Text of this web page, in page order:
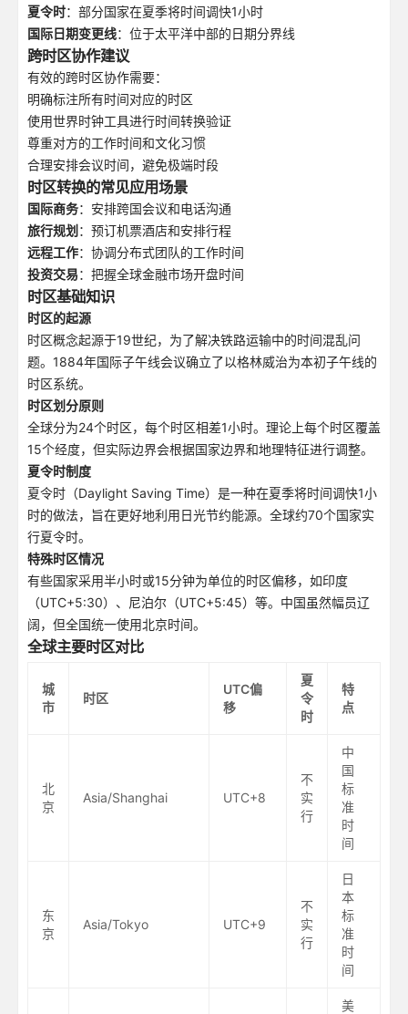
夏令时：部分国家在夏季将时间调快1小时
国际日期变更线：位于太平洋中部的日期分界线
跨时区协作建议
有效的跨时区协作需要：
明确标注所有时间对应的时区
使用世界时钟工具进行时间转换验证
尊重对方的工作时间和文化习惯
合理安排会议时间，避免极端时段
时区转换的常见应用场景
国际商务：安排跨国会议和电话沟通
旅行规划 ：预订机票酒店和安排行程
远程工作：协调分布式团队的工作时间
投资交易：把握全球金融市场开盘时间
时区基础知识
时区的起源
时区概念起源于19世纪，为了解决铁路运输中的时间混乱问
题。1884年国际子午线会议确立了以格林威治为本初子午线的
时区系统。
时区划分原则
全球分为24个时区，每个时区相差1小时。理论上每个时区覆盖
15个经度，但实际边界会根据国家边界和地理特征进行调整。
夏令时制度
夏令时（Daylight Saving Time）是一种在夏季将时间调快1小
时的做法，旨在更好地利用日光节约能源。全球约70个国家实
行夏令时。
特殊时区情况
有些国家采用半小时或15分钟为单位的时区偏移，如印度
（UTC+5:30）、尼泊尔（UTC+5:45）等。中国虽然幅员辽
阔，但全国统一使用北京时间。
全球主要时区对比
城
市
时区
UTC偏
移
夏
令
时
特
点
北
京
Asia/Shanghai UTC+8
不
实
行
中
国
标
准
时
间
东
京
Asia/Tokyo UTC+9
不
实
行
日
本
标
准
时
间
美